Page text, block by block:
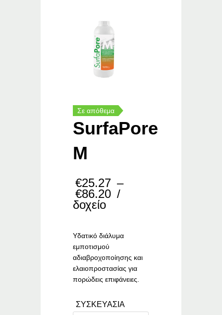
Σε απόθεμα
SurfaPore
M
€25.27 –
€86.20 Price
€86.20
/
δοχείο
Υδατικό διάλυμα
εμποτισμού
αδιαβροχοποίησης και
ελαιοπροστασίας για
πορώδεις επιφάνειες.
ΣΥΣΚΕΥΑΣΙΑ